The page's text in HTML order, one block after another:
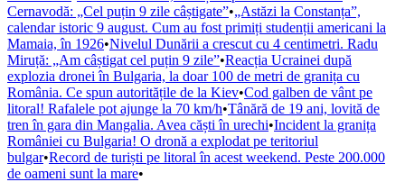
Cernavodă: „Cel puțin 9 zile câștigate”•„Astăzi la Constanța”,
calendar istoric 9 august. Cum au fost primiți studenții americani la
Mamaia, în 1926•Nivelul Dunării a crescut cu 4 centimetri. Radu
Miruță: „Am câștigat cel puțin 9 zile”•Reacția Ucrainei după
explozia dronei în Bulgaria, la doar 100 de metri de granița cu
România. Ce spun autoritățile de la Kiev•Cod galben de vânt pe
litoral! Rafalele pot ajunge la 70 km/h•Tânără de 19 ani, lovită de
tren în gara din Mangalia. Avea căști în urechi•Incident la granița
României cu Bulgaria! O dronă a explodat pe teritoriul
bulgar•Record de turiști pe litoral în acest weekend. Peste 200.000
de oameni sunt la mare•